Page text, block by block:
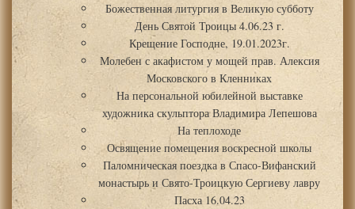
Божественная литургия в Великую субботу
День Святой Троицы 4.06.23 г.
Крещение Господне, 19.01.2023г.
Молебен с акафистом у мощей прав. Алексия
Московского в Кленниках
На персональной юбилейной выставке
художника скульптора Владимира Лепешова
На теплоходе
Освящение помещения воскресной школы
Паломническая поездка в Спасо-Вифанский
монастырь и Свято-Троицкую Сергиеву лавру
Пасха 16.04.23